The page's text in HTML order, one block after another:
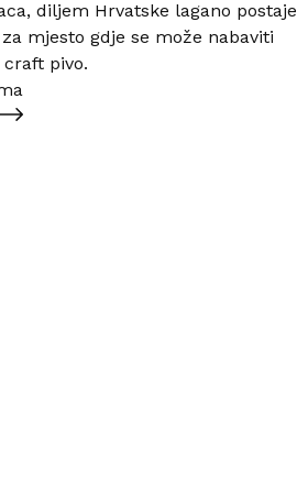
diljem Hrvatske lagano postaje
mjesto gdje se može nabaviti
pivo.